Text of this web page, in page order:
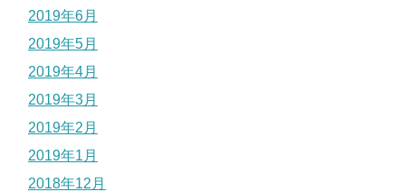
2019年6月
2019年5月
2019年4月
2019年3月
2019年2月
2019年1月
2018年12月